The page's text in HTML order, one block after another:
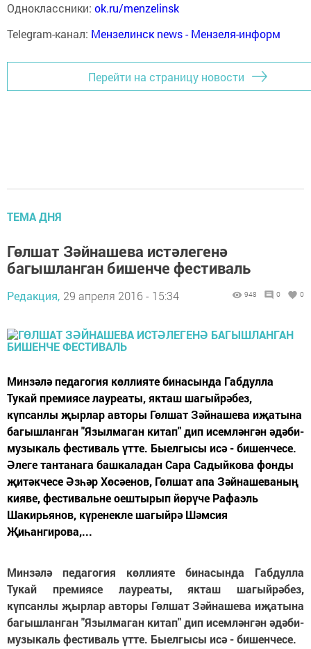
Одноклассники: ok.ru/menzelinsk
Telegram-канал: Мензелинск news - Мензеля-информ
Перейти на страницу новости
ТЕМА ДНЯ
Гөлшат Зәйнашева истәлегенә
багышланган бишенче фестиваль
Редакция, 29 апреля 2016 - 15:34 948 0 0
Минзәлә педагогия көллияте бинасында Габдулла
Тукай премиясе лауреаты, якташ шагыйрәбез,
күпсанлы җырлар авторы Гөлшат Зәйнашева иҗатына
багышланган "Язылмаган китап" дип исемләнгән әдәби-
музыкаль фестиваль үтте. Быелгысы исә - бишенчесе.
Әлеге тантанага башкаладан Сара Садыйкова фонды
җитәкчесе Әзһәр Хөсәенов, Гөлшат апа Зәйнашеваның
кияве, фестивальне оештырып йөрүче Рафаэль
Шакирьянов, күренекле шагыйрә Шәмсия
Җиһангирова,...
Минзәлә педагогия көллияте бинасында Габдулла
Тукай премиясе лауреаты, якташ шагыйрәбез,
күпсанлы җырлар авторы Гөлшат Зәйнашева иҗатына
багышланган "Язылмаган китап" дип исемләнгән әдәби-
музыкаль фестиваль үтте. Быелгысы исә - бишенчесе.